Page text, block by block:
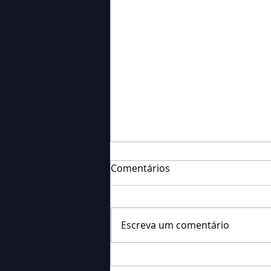
Falecimento: Sra. Alice
Comentários
Escreva um comentário